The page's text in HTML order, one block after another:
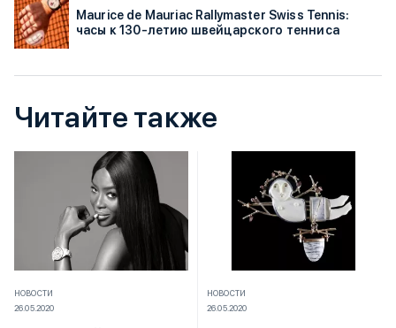
Maurice de Mauriac Rallymaster Swiss Tennis:
часы к 130-летию швейцарского тенниса
Читайте также
НОВОСТИ
26.05.2020
НОВОСТИ
26.05.2020